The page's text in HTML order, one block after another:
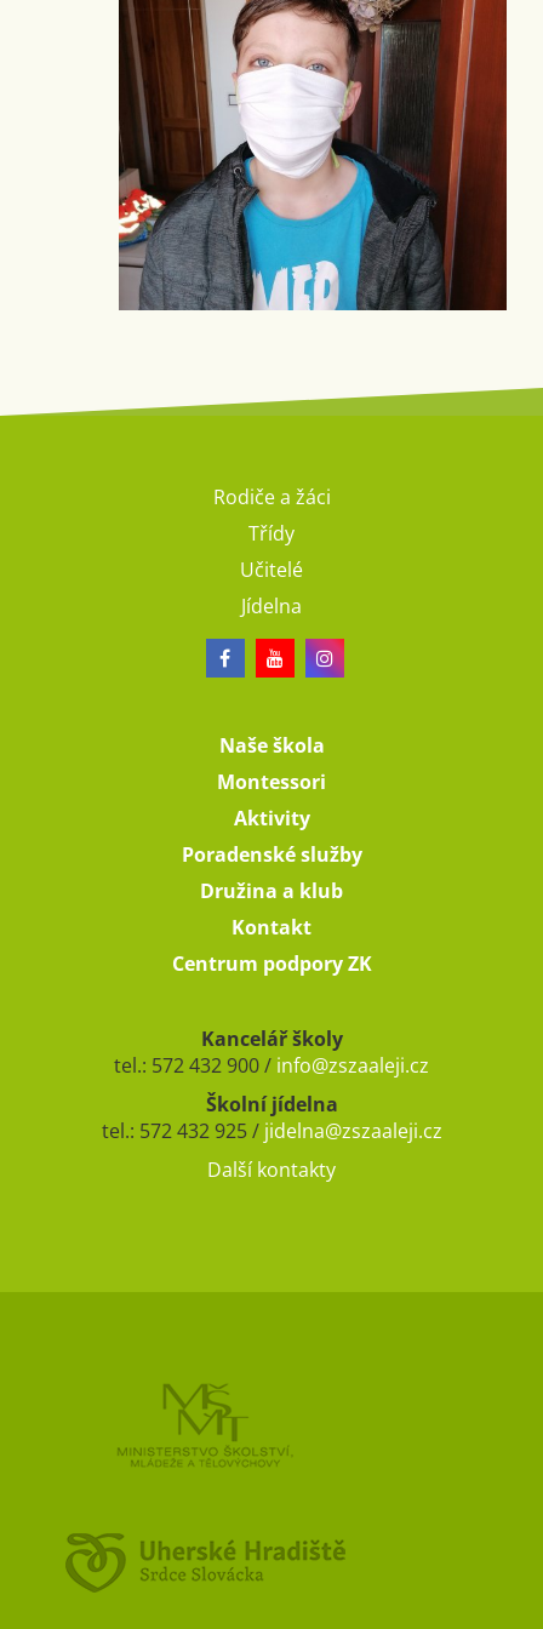
Rodiče a žáci
Třídy
Učitelé
Jídelna
Naše škola
Montessori
Aktivity
Poradenské služby
Družina a klub
Kontakt
Centrum podpory ZK
Kancelář školy
tel.: 572 432 900 / info@zszaaleji.cz
Školní jídelna
tel.: 572 432 925 / jidelna@zszaaleji.cz
Další kontakty